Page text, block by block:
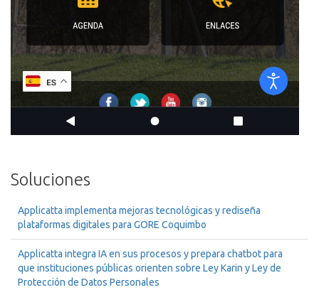
Soluciones
Applicatta implementa mejoras tecnológicas y rediseña
plataformas digitales para GORE Coquimbo
Applicatta integra IA en sus procesos y prepara chatbot para
que instituciones públicas orienten sobre Ley Karin y Ley de
Protección de Datos Personales